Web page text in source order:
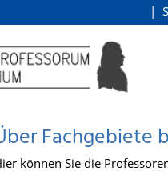
Fachgebiete
können Sie die